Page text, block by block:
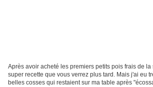
Après avoir acheté les premiers petits pois frais de la
super recette que vous verrez plus tard. Mais j'ai eu
belles cosses qui restaient sur ma table après